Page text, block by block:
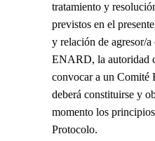
tratamiento y
previstos en el
y relación de agresor/
ENARD, la autoridad
convocar a un Comité
deberá constituirse y
momento los
Protocolo.